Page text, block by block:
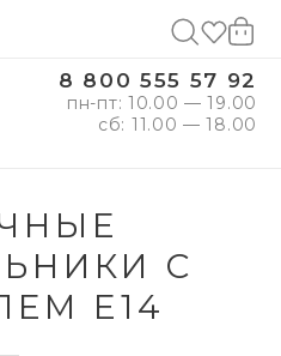
8 800 555 57 92
пн-пт: 10.00 — 19.00
сб: 11.00 — 18.00
С
E14